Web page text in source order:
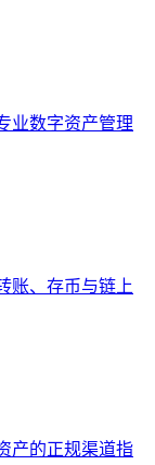
业数字资产管理
账、存币与链上
产的正规渠道指